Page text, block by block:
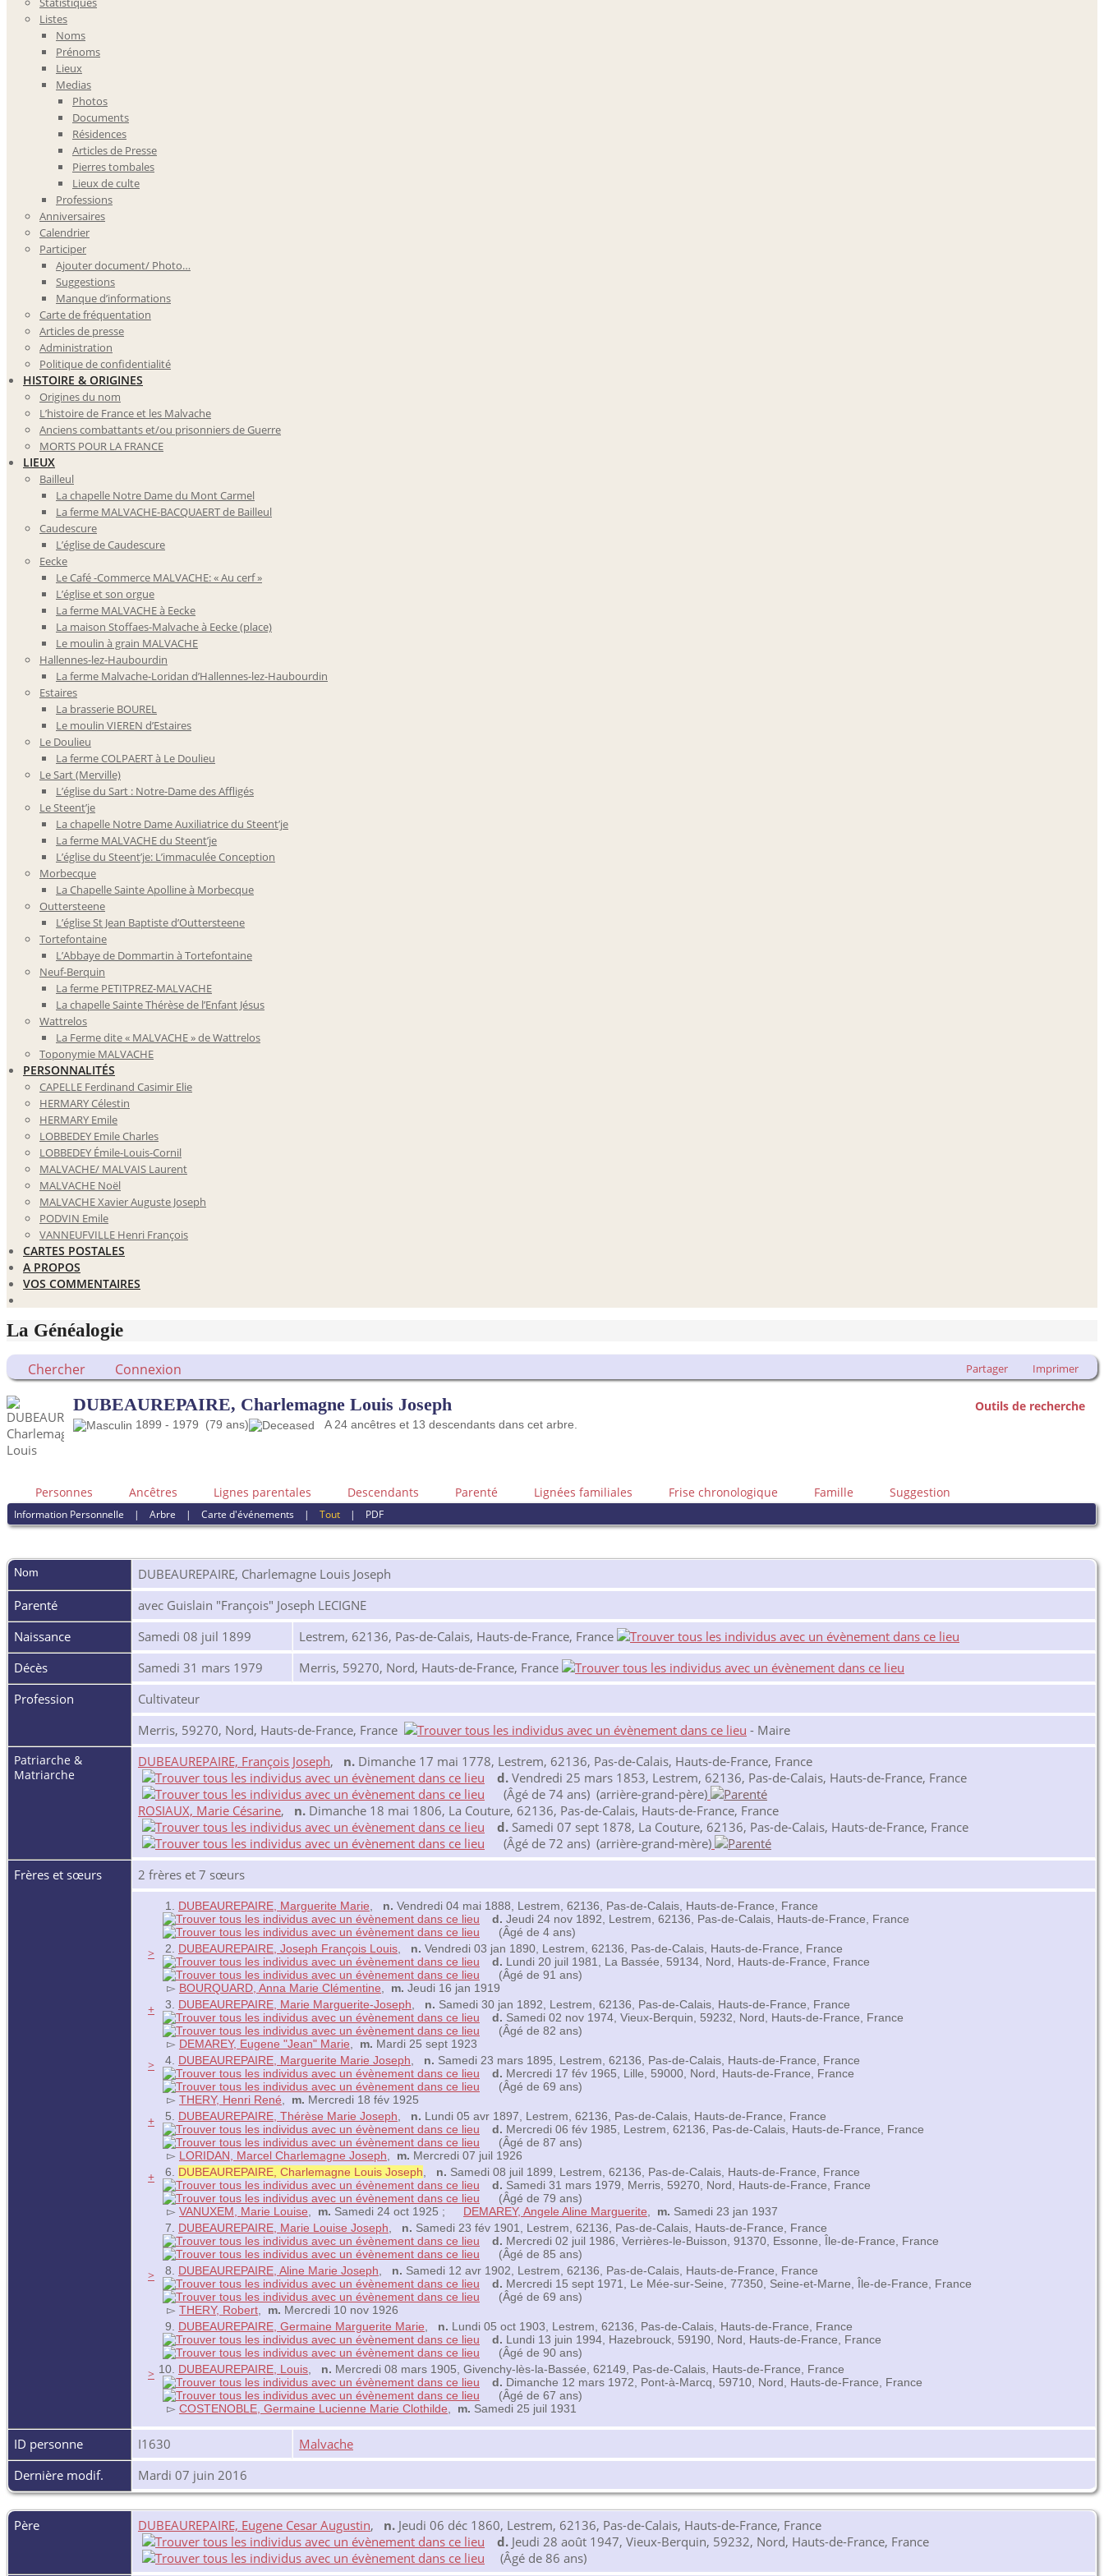
Listes
Noms
Prénoms
Lieux
Medias
Photos
Documents
Résidences
Articles de Presse
Pierres tombales
Lieux de culte
Professions
Anniversaires
Calendrier
Participer
Ajouter document/ Photo…
Suggestions
Manque d’informations
Carte de fréquentation
Articles de presse
Administration
Politique de confidentialité
HISTOIRE & ORIGINES
Origines du nom
L’histoire de France et les Malvache
Anciens combattants et/ou prisonniers de Guerre
MORTS POUR LA FRANCE
LIEUX
Bailleul
La chapelle Notre Dame du Mont Carmel
La ferme MALVACHE-BACQUAERT de Bailleul
Caudescure
L’église de Caudescure
Eecke
Le Café -Commerce MALVACHE: « Au cerf »
L’église et son orgue
La ferme MALVACHE à Eecke
La maison Stoffaes-Malvache à Eecke (place)
Le moulin à grain MALVACHE
Hallennes-lez-Haubourdin
La ferme Malvache-Loridan d’Hallennes-lez-Haubourdin
Estaires
La brasserie BOUREL
Le moulin VIEREN d’Estaires
Le Doulieu
La ferme COLPAERT à Le Doulieu
Le Sart (Merville)
L’église du Sart : Notre-Dame des Affligés
Le Steent’je
La chapelle Notre Dame Auxiliatrice du Steent’je
La ferme MALVACHE du Steent’je
L’église du Steent’je: L’immaculée Conception
Morbecque
La Chapelle Sainte Apolline à Morbecque
Outtersteene
L’église St Jean Baptiste d’Outtersteene
Tortefontaine
L’Abbaye de Dommartin à Tortefontaine
Neuf-Berquin
La ferme PETITPREZ-MALVACHE
La chapelle Sainte Thérèse de l’Enfant Jésus
Wattrelos
La Ferme dite « MALVACHE » de Wattrelos
Toponymie MALVACHE
PERSONNALITÉS
CAPELLE Ferdinand Casimir Elie
HERMARY Célestin
HERMARY Emile
LOBBEDEY Emile Charles
LOBBEDEY Émile-Louis-Cornil
MALVACHE/ MALVAIS Laurent
MALVACHE Noël
MALVACHE Xavier Auguste Joseph
PODVIN Emile
VANNEUFVILLE Henri François
CARTES POSTALES
A PROPOS
VOS COMMENTAIRES
La Généalogie
Chercher Connexion Partager Imprimer
Outils de recherche
DUBEAUREPAIRE, Charlemagne Louis Joseph
1899 - 1979 (79 ans) A 24 ancêtres et 13 descendants dans cet arbre.
Personnes Ancêtres Lignes parentales Descendants Parenté Lignées familiales Frise chronologique Famille Suggestion
Information Personnelle |Arbre |Carte d'événements |Tout | PDF
Nom DUBEAUREPAIRE, Charlemagne Louis Joseph
Parenté
avec Guislain "François" Joseph LECIGNE
Naissance
Samedi 08 juil 1899
Lestrem, 62136, Pas-de-Calais, Hauts-de-France, France
Décès
Samedi 31 mars 1979
Merris, 59270, Nord, Hauts-de-France, France
Profession
Cultivateur
Merris, 59270, Nord, Hauts-de-France, France
- Maire
Patriarche &
Matriarche
DUBEAUREPAIRE, François Joseph, n. Dimanche 17 mai 1778, Lestrem, 62136, Pas-de-Calais, Hauts-de-France, France
d. Vendredi 25 mars 1853, Lestrem, 62136, Pas-de-Calais, Hauts-de-France, France
(Âgé de 74 ans) (arrière-grand-père)
ROSIAUX, Marie Césarine, n. Dimanche 18 mai 1806, La Couture, 62136, Pas-de-Calais, Hauts-de-France, France
d. Samedi 07 sept 1878, La Couture, 62136, Pas-de-Calais, Hauts-de-France, France
(Âgé de 72 ans) (arrière-grand-mère)
Frères et sœurs
2 frères et 7 sœurs
1. DUBEAUREPAIRE, Marguerite Marie n. Vendredi 04 mai 1888, Lestrem, 62136, Pas-de-Calais, Hauts-de-France, France
d. Jeudi 24 nov 1892, Lestrem, 62136, Pas-de-Calais, Hauts-de-France, France
(Âgé de 4 ans)
> 2. DUBEAUREPAIRE, Joseph François Louis n. Vendredi 03 jan 1890, Lestrem, 62136, Pas-de-Calais, Hauts-de-France, France
d. Lundi 20 juil 1981, La Bassée, 59134, Nord, Hauts-de-France, France
(Âgé de 91 ans)
▻ BOURQUARD, Anna Marie Clémentine m. Jeudi 16 jan 1919
+ 3. DUBEAUREPAIRE, Marie Marguerite-Joseph n. Samedi 30 jan 1892, Lestrem, 62136, Pas-de-Calais, Hauts-de-France, France
d. Samedi 02 nov 1974, Vieux-Berquin, 59232, Nord, Hauts-de-France, France
(Âgé de 82 ans)
▻ DEMAREY, Eugene "Jean" Marie m. Mardi 25 sept 1923
> 4. DUBEAUREPAIRE, Marguerite Marie Joseph n. Samedi 23 mars 1895, Lestrem, 62136, Pas-de-Calais, Hauts-de-France, France
d. Mercredi 17 fév 1965, Lille, 59000, Nord, Hauts-de-France, France
(Âgé de 69 ans)
▻ THERY, Henri René m. Mercredi 18 fév 1925
+ 5. DUBEAUREPAIRE, Thérèse Marie Joseph n. Lundi 05 avr 1897, Lestrem, 62136, Pas-de-Calais, Hauts-de-France, France
d. Mercredi 06 fév 1985, Lestrem, 62136, Pas-de-Calais, Hauts-de-France, France
(Âgé de 87 ans)
▻ LORIDAN, Marcel Charlemagne Joseph m. Mercredi 07 juil 1926
+ 6. DUBEAUREPAIRE, Charlemagne Louis Joseph n. Samedi 08 juil 1899, Lestrem, 62136, Pas-de-Calais, Hauts-de-France, France
d. Samedi 31 mars 1979, Merris, 59270, Nord, Hauts-de-France, France
(Âgé de 79 ans)
▻ VANUXEM, Marie Louise m. Samedi 24 oct 1925 ; DEMAREY, Angele Aline Marguerite m. Samedi 23 jan 1937
7. DUBEAUREPAIRE, Marie Louise Joseph n. Samedi 23 fév 1901, Lestrem, 62136, Pas-de-Calais, Hauts-de-France, France
d. Mercredi 02 juil 1986, Verrières-le-Buisson, 91370, Essonne, Île-de-France, France
(Âgé de 85 ans)
> 8. DUBEAUREPAIRE, Aline Marie Joseph n. Samedi 12 avr 1902, Lestrem, 62136, Pas-de-Calais, Hauts-de-France, France
d. Mercredi 15 sept 1971, Le Mée-sur-Seine, 77350, Seine-et-Marne, Île-de-France, France
(Âgé de 69 ans)
▻ THERY, Robert m. Mercredi 10 nov 1926
9. DUBEAUREPAIRE, Germaine Marguerite Marie n. Lundi 05 oct 1903, Lestrem, 62136, Pas-de-Calais, Hauts-de-France, France
d. Lundi 13 juin 1994, Hazebrouck, 59190, Nord, Hauts-de-France, France
(Âgé de 90 ans)
> 10. DUBEAUREPAIRE, Louis n. Mercredi 08 mars 1905, Givenchy-lès-la-Bassée, 62149, Pas-de-Calais, Hauts-de-France, France
d. Dimanche 12 mars 1972, Pont-à-Marcq, 59710, Nord, Hauts-de-France, France
(Âgé de 67 ans)
▻ COSTENOBLE, Germaine Lucienne Marie Clothilde m. Samedi 25 juil 1931
ID personne I1630
Malvache
Dernière modif.
Mardi 07 juin 2016
Père DUBEAUREPAIRE, Eugene Cesar Augustin, n. Jeudi 06 déc 1860, Lestrem, 62136, Pas-de-Calais, Hauts-de-France, France
d. Jeudi 28 août 1947, Vieux-Berquin, 59232, Nord, Hauts-de-France, France
(Âgé de 86 ans)